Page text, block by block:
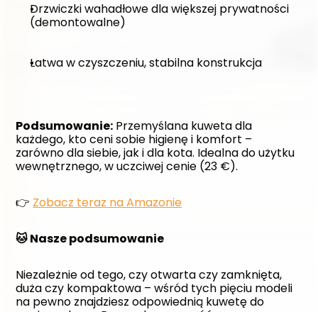
Drzwiczki wahadłowe dla większej prywatności
(demontowalne)
Łatwa w czyszczeniu, stabilna konstrukcja
Podsumowanie: Przemyślana kuweta dla
każdego, kto ceni sobie higienę i komfort –
zarówno dla siebie, jak i dla kota. Idealna do użytku
wewnętrznego, w uczciwej cenie (23 €).
👉 Zobacz teraz na Amazonie
🐱 Nasze podsumowanie
Niezależnie od tego, czy otwarta czy zamknięta,
duża czy kompaktowa – wśród tych pięciu modeli
na pewno znajdziesz odpowiednią kuwetę do